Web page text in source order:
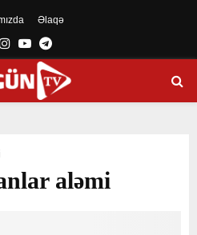
Əlaqə
Instagram
YoutubeTelegram
aləmi